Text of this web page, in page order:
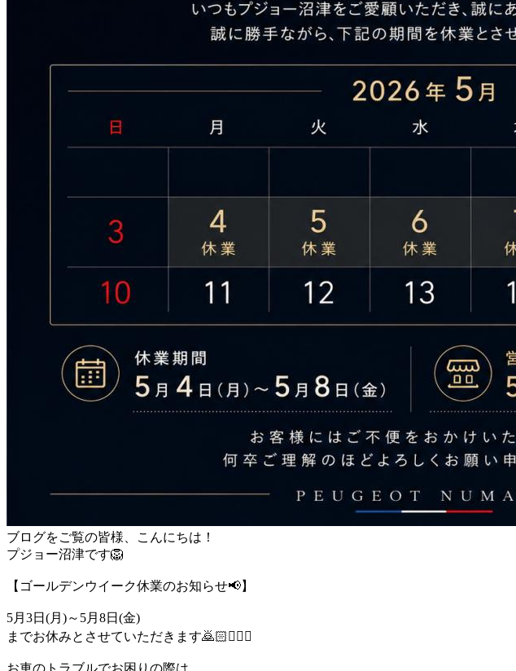
ブログをご覧の皆様、こんにちは！
プジョー沼津です🦁
【ゴールデンウイーク休業のお知らせ📢】
5月3日(月)～5月8日(金)
までお休みとさせていただきます🙇🏻🙇🏻‍♀️